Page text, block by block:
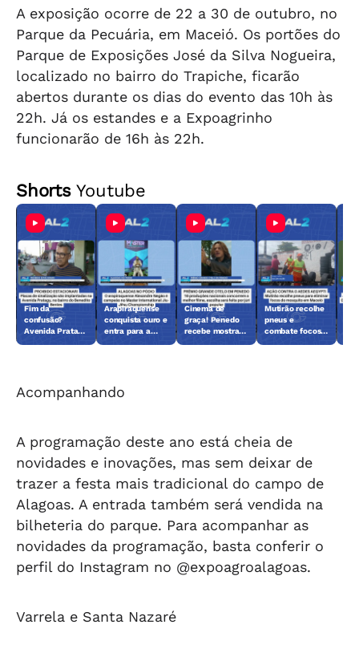
A exposição ocorre de 22 a 30 de outubro, no
Parque da Pecuária, em Maceió. Os portões do
Parque de Exposições José da Silva Nogueira,
localizado no bairro do Trapiche, ficarão
abertos durante os dias do evento das 10h às
22h. Já os estandes e a Expoagrinho
funcionarão de 16h às 22h.
ShortsYoutube
Fim da
confusão?
Avenida Pratagy
Arapiraquense
conquista ouro e
entra para a
Cinema de
graça! Penedo
recebe mostra
Mutirão recolhe
pneus e
combate focos
Acompanhando
A programação deste ano está cheia de
novidades e inovações, mas sem deixar de
trazer a festa mais tradicional do campo de
Alagoas. A entrada também será vendida na
bilheteria do parque. Para acompanhar as
novidades da programação, basta conferir o
perfil do Instagram no @expoagroalagoas.
Varrela e Santa Nazaré